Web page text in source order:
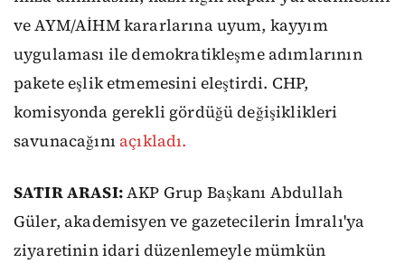
ve AYM/AİHM kararlarına uyum, kayyım
uygulaması ile demokratikleşme adımlarının
pakete eşlik etmemesini eleştirdi. CHP,
komisyonda gerekli gördüğü değişiklikleri
savunacağını açıkladı.
SATIR ARASI:AKP Grup Başkanı Abdullah
Güler, akademisyen ve gazetecilerin İmralı'ya
ziyaretinin idari düzenlemeyle mümkün